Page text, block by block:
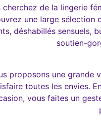
cherchez de la lingerie
une large sélection
déshabillés sensuels,
soutien-
proposons une grande
toutes les envies.
vous faites un